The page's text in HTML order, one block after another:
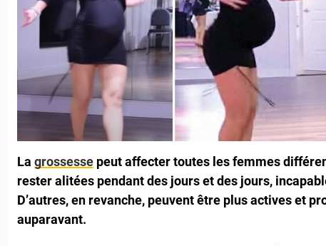
La grossesse peut affecter toutes les femmes
rester alitées pendant des jours et des jours,
D’autres, en revanche, peuvent être plus actives et
auparavant.